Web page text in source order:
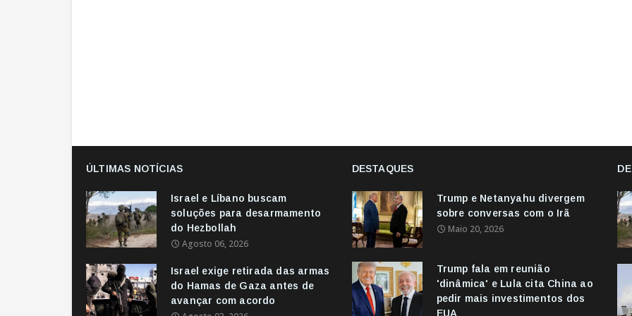
ÚLTIMAS NOTÍCIAS
Israel e Líbano buscam
soluções para desarmamento
do Hezbollah
Agosto 06, 2026
Israel exige retirada das armas
do Hamas de Gaza antes de
avançar com acordo
DESTAQUES
Trump e Netanyahu divergem
sobre conversas com o Irã
Maio 20, 2026
Trump fala em reunião
'dinâmica' e Lula cita China ao
pedir mais investimentos dos
EUA